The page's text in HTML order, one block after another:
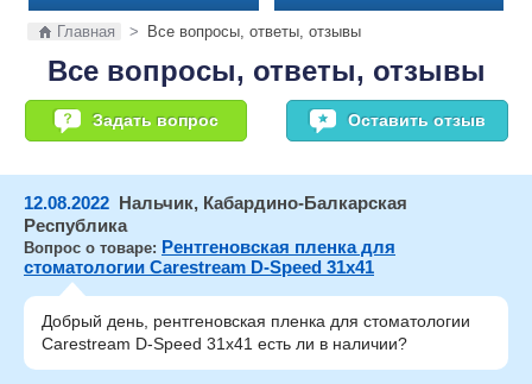
Главная > Все вопросы, ответы, отзывы
Все вопросы, ответы, отзывы
Задать вопрос Оставить отзыв
12.08.2022 Нальчик, Кабардино-Балкарская
Республика
Вопрос о товаре: Рентгеновская пленка для
стоматологии Carestream D-Speed 31x41
Добрый день, рентгеновская пленка для стоматологии
Carestream D-Speed 31x41 есть ли в наличии?